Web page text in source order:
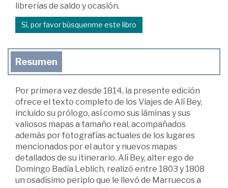
librerías de saldo y ocasión.
Sí, por favor búsquenme este libro
Resumen
Por primera vez desde 1814, la presente edición
ofrece el texto completo de los Viajes de Alí Bey,
incluido su prólogo, así como sus láminas y sus
valiosos mapas a tamaño real, acompañados
además por fotografías actuales de los lugares
mencionados por el autor y nuevos mapas
detallados de su itinerario. Alí Bey, alter ego de
Domingo Badía Leblich, realizó entre 1803 y 1808
un osadísimo periplo que le llevó de Marruecos a